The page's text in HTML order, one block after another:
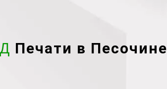
Печати в Песочине